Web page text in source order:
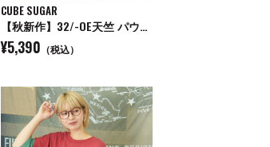
CUBE SUGAR
【秋新作】32/-OE天竺 パウダー加工 5分袖 ドルマン Tシャツ
¥5,390 （税込）